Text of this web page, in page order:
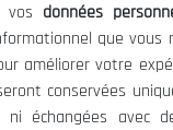
nos
vos données
que vous
améliorer votre
conservées
ni échangées avec